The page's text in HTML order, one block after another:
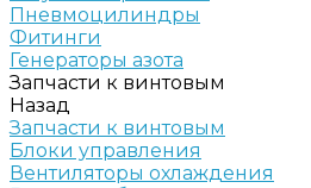
Пневмоцилиндры
Фитинги
Генераторы азота
Запчасти к винтовым
Назад
Запчасти к винтовым
Блоки управления
Вентиляторы охлаждения